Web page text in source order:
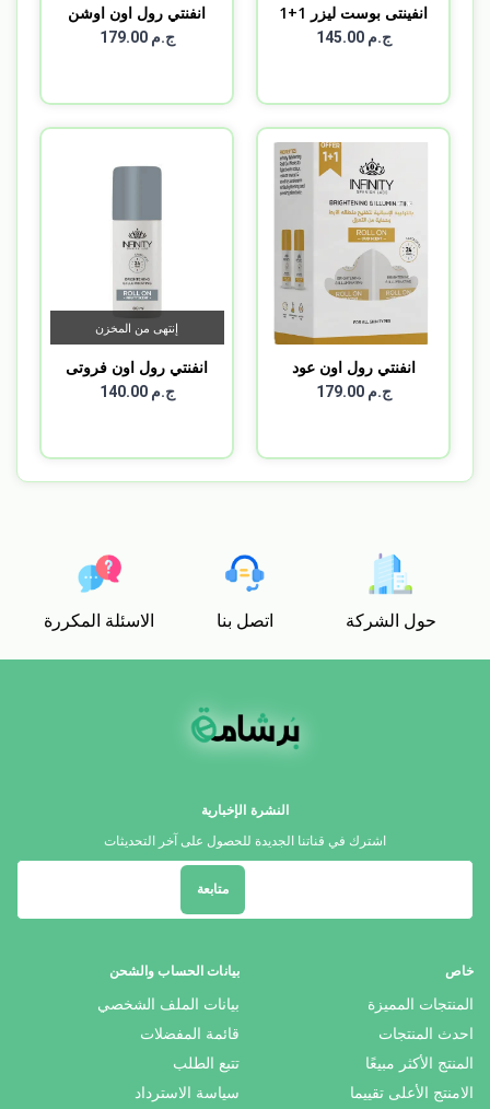
انفينتى بوست ليزر 1+1
ج.م 145.00
انفنتي رول اون اوشن
بري...ج.م 179.00
انفنتي رول اون عود
مزيل...ج.م 179.00
إنتهى من المخزن
انفنتي رول اون فروتى
1+...ج.م 140.00
حول الشركة اتصل بنا الاسئلة المكررة
خاص
المنتجات المميزة
احدث المنتجات
المنتج الأكثر مبيعًا
الامنتج الأعلى تقييما
بيانات الحساب والشحن
بيانات الملف الشخصي
قائمة المفضلات
تتبع الطلب
سياسة الاسترداد
النشرة الإخبارية
اشترك في قناتنا الجديدة للحصول على آخر التحديثات
متابعة